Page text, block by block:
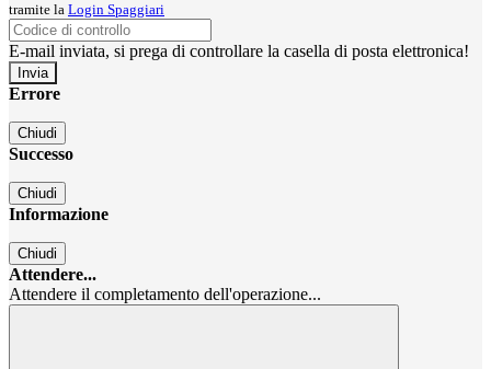
tramite la Login Spaggiari
E-mail inviata, si prega di controllare la casella di posta elettronica!
Errore
Chiudi
Successo
Chiudi
Informazione
Chiudi
Attendere...
Attendere il completamento dell'operazione...